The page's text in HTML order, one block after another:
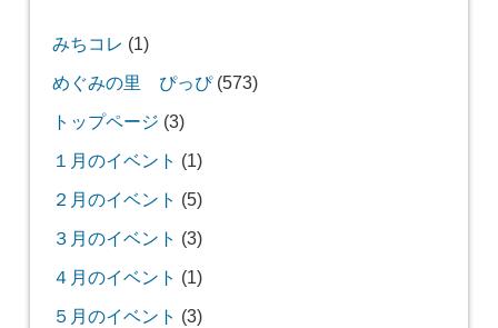
みちコレ (1)
めぐみの里 ぴっぴ(573)
トップページ (3)
１月のイベント (1)
２月のイベント (5)
３月のイベント (3)
４月のイベント (1)
５月のイベント (3)